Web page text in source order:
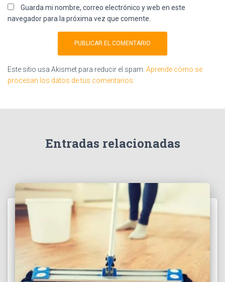
Guarda mi nombre, correo electrónico y web en este
navegador para la próxima vez que comente.
Este sitio usa Akismet para reducir el spam. Aprende cómo se
procesan los datos de tus comentarios.
Entradas relacionadas